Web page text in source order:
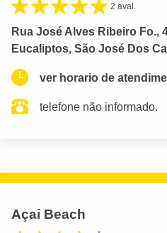
2 aval.
Rua José Alves Ribeiro Fo.,
Eucaliptos, São José Dos
ver horario de
telefone não informado.
Açai Beach